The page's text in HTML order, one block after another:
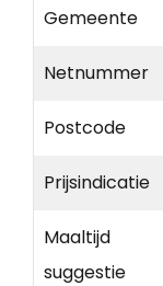
Gemeente
Netnummer
Postcode
Prijsindicatie
Maaltijd
suggestie